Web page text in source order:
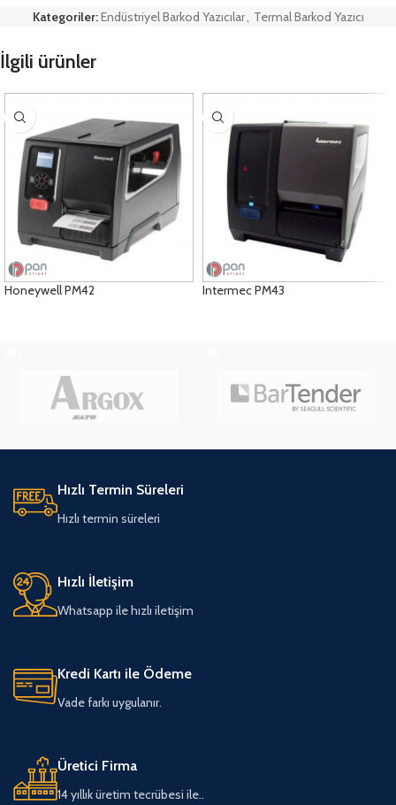
Kategoriler:Endüstriyel Barkod Yazıcılar, Termal Barkod Yazıcı
İlgili ürünler
Honeywell PM42 Intermec PM43
Hızlı Termin Süreleri
Hızlı termin süreleri
Hızlı İletişim
Whatsapp ile hızlı iletişim
Kredi Kartı ile Ödeme
Vade farkı uygulanır.
Üretici Firma
14 yıllık üretim tecrübesi ile..